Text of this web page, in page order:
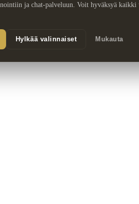
ja chat-palveluun. Voit hyväksyä kaikki
Hylkää valinnaiset Mukauta